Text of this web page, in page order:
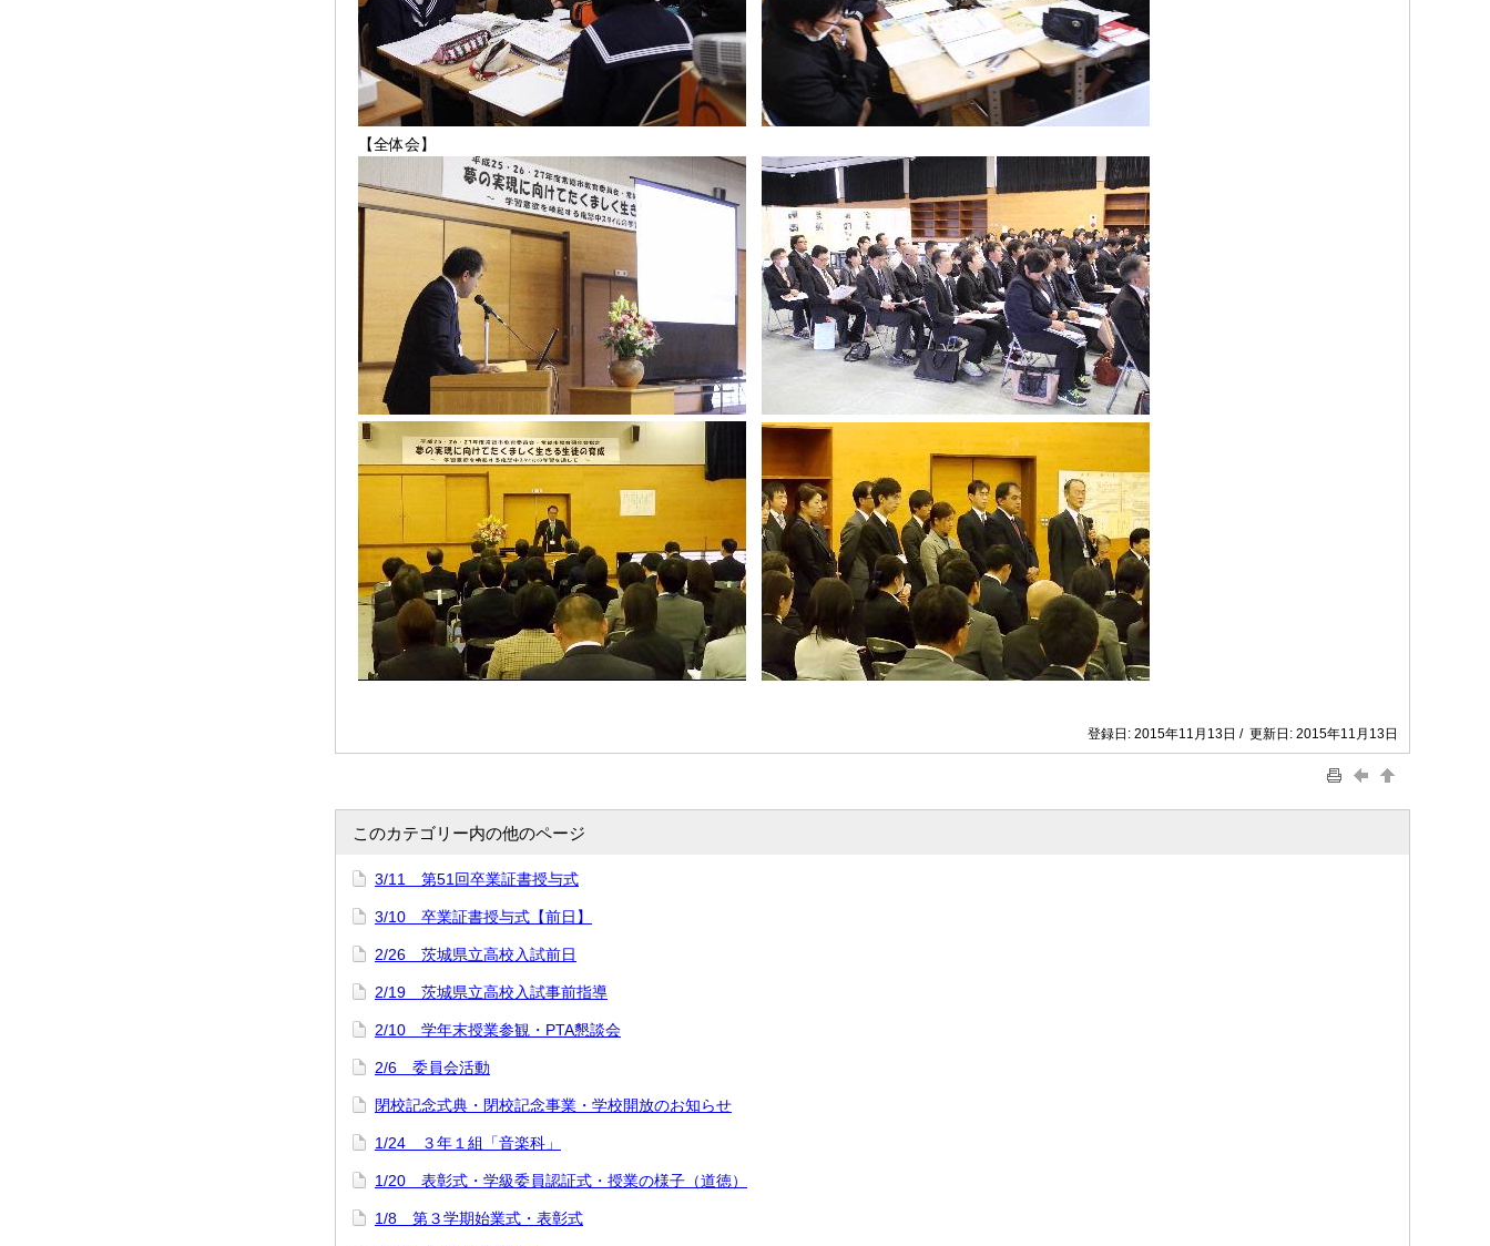
【全体会】
登録日: 2015年11月13日 / 更新日: 2015年11月13日
このカテゴリー内の他のページ
3/11 第51回卒業証書授与式
3/10 卒業証書授与式【前日】
2/26 茨城県立高校入試前日
2/19 茨城県立高校入試事前指導
2/10 学年末授業参観・PTA懇談会
2/6 委員会活動
閉校記念式典・閉校記念事業・学校開放のお知らせ
1/24 ３年１組「音楽科」
1/20 表彰式・学級委員認証式・授業の様子（道徳）
1/8 第３学期始業式・表彰式